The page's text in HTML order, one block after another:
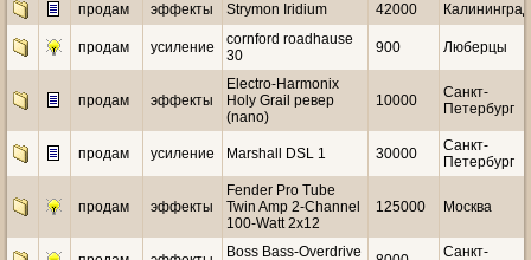
продам
эффекты Strymon Iridium 42000 Калининград
продам усиление
cornford roadhause
30
900 Люберцы
продам эффекты
Electro-Harmonix
Holy Grail ревер
(nano)
10000
Санкт-
Петербург
продам усиление Marshall DSL 1 30000
Санкт-
Петербург
продам эффекты
Fender Pro Tube
Twin Amp 2-Channel
100-Watt 2x12
125000 Москва
Boss Bass-Overdrive
Санкт-